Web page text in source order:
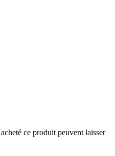
ce produit peuvent laisser